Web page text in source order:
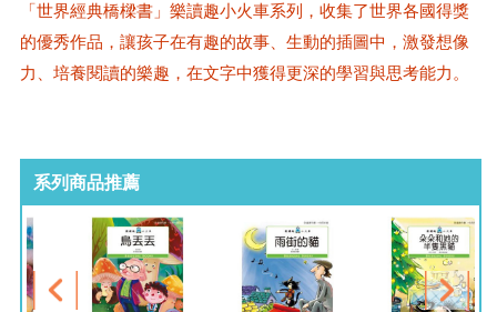
「世界經典橋樑書」樂讀趣小火車系列，收集了世界各國得獎
的優秀作品，讓孩子在有趣的故事、生動的插圖中，激發想像
力、培養閱讀的樂趣，在文字中獲得更深的學習與思考能力。
系列商品推薦